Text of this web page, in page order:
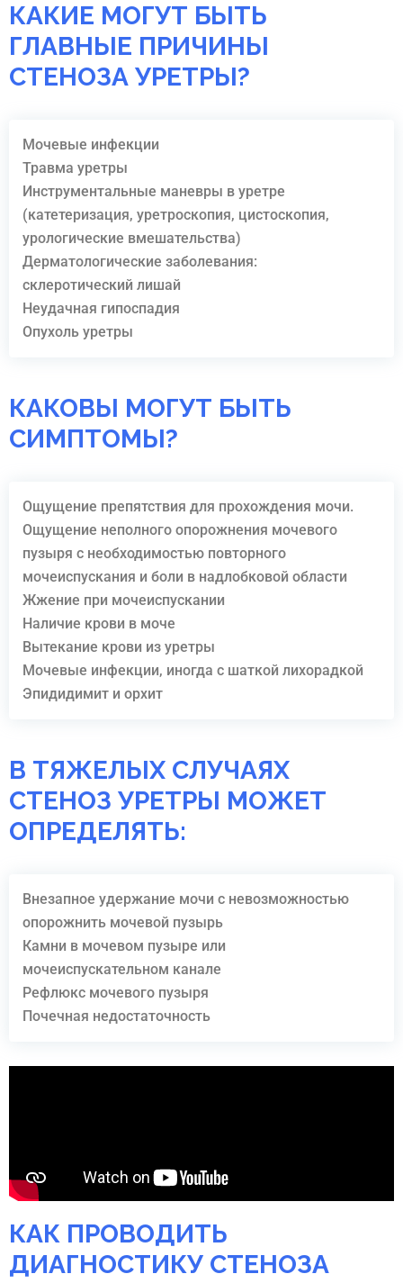
КАКИЕ МОГУТ БЫТЬ
ГЛАВНЫЕ ПРИЧИНЫ
СТЕНОЗА УРЕТРЫ?
Мочевые инфекции
Травма уретры
Инструментальные маневры в уретре
(катетеризация, уретроскопия, цистоскопия,
урологические вмешательства)
Дерматологические заболевания:
склеротический лишай
Неудачная гипоспадия
Опухоль уретры
КАКОВЫ МОГУТ БЫТЬ
СИМПТОМЫ?
Ощущение препятствия для прохождения мочи.
Ощущение неполного опорожнения мочевого
пузыря с необходимостью повторного
мочеиспускания и боли в надлобковой области
Жжение при мочеиспускании
Наличие крови в моче
Вытекание крови из уретры
Мочевые инфекции, иногда с шаткой лихорадкой
Эпидидимит и орхит
В ТЯЖЕЛЫХ СЛУЧАЯХ
СТЕНОЗ УРЕТРЫ МОЖЕТ
ОПРЕДЕЛЯТЬ:
Внезапное удержание мочи с невозможностью
опорожнить мочевой пузырь
Камни в мочевом пузыре или
мочеиспускательном канале
Рефлюкс мочевого пузыря
Почечная недостаточность
КАК ПРОВОДИТЬ
ДИАГНОСТИКУ СТЕНОЗА